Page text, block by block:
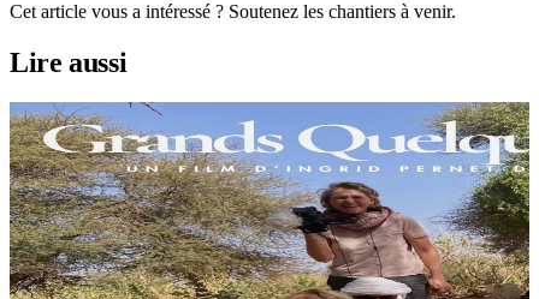
Cet article vous a intéressé ? Soutenez les chantiers à venir.
Lire aussi